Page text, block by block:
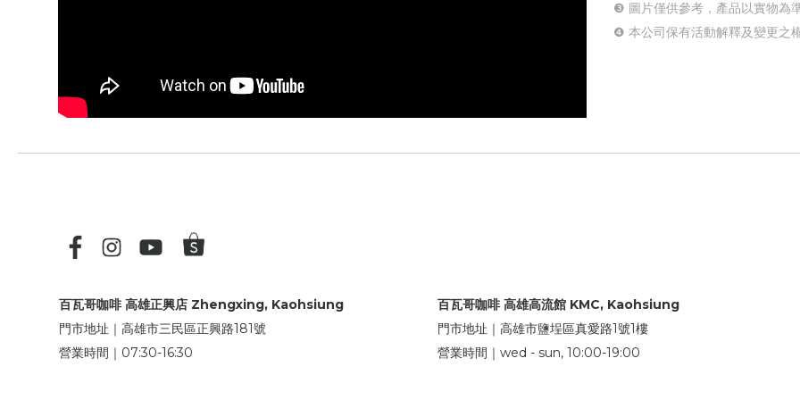
❸ 圖片僅供參考，產品以實物為
❹ 本公司保有活動解釋及變更之
百瓦哥咖啡 高雄正興店 Zhengxing, Kaohsiung
門市地址｜高雄市三民區正興路181號
營業時間｜07:30-16:30
百瓦哥咖啡 高雄高流館 KMC, Kaohsiung
門市地址｜高雄市鹽埕區真愛路1號1樓
營業時間｜wed - sun, 10:00-19:00